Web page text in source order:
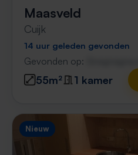
Maasveld
Cuijk
14 uur geleden gevonden
Gevonden op:
55m² 1 kamer
Nieuw